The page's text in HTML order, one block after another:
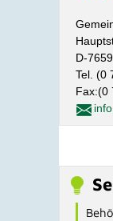
D-
Tel. (0
Fax:(0